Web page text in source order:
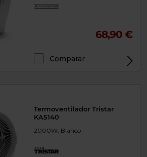
68,90 €
Comparar
Termoventilador Tristar
KA5140
2000W, Blanco